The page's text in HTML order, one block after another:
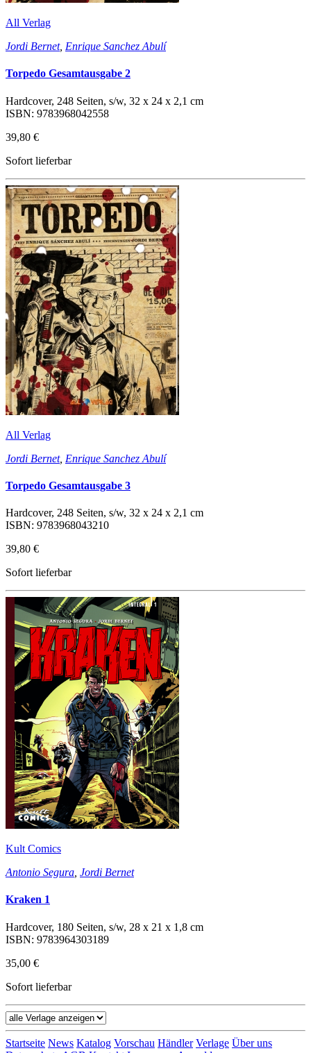
All Verlag
Jordi Bernet, Enrique Sanchez Abulí
Torpedo Gesamtausgabe 2
Hardcover, 248 Seiten, s/w, 32 x 24 x 2,1 cm
ISBN: 9783968042558
39,80 €
Sofort lieferbar
All Verlag
Jordi Bernet, Enrique Sanchez Abulí
Torpedo Gesamtausgabe 3
Hardcover, 248 Seiten, s/w, 32 x 24 x 2,1 cm
ISBN: 9783968043210
39,80 €
Sofort lieferbar
Kult Comics
Antonio Segura Jordi Bernet
Kraken 1
Hardcover, 180 Seiten, s/w, 28 x 21 x 1,8 cm
ISBN: 9783964303189
35,00 €
Sofort lieferbar
Startseite News Katalog Vorschau Händler Verlage Über uns